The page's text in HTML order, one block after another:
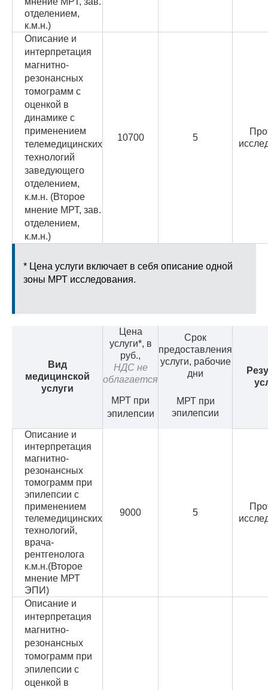
отделением,
к.м.н.)
Описание и
интерпретация
магнитно-
резонансных
томограмм с
оценкой в
динамике с
применением
телемедицинских
технологий
заведующего
отделением,
к.м.н. (Второе
мнение МРТ, зав.
отделением,
к.м.н.)
10700 5
* Цена услуги включает в себя описание одной
зоны МРТ исследования.
Вид
медицинской
услуги
Цена
услуги*, в
руб.,
НДС не
облагается
Срок
предоставления
услуги, рабочие
дни
МРТ при
эпилепсии
МРТ при
эпилепсии
Описание и
интерпретация
магнитно-
резонансных
томограмм при
эпилепсии с
применением
телемедицинских
технологий,
врача-
рентгенолога
к.м.н.(Второе
мнение МРТ
ЭПИ)
9000 5
Описание и
интерпретация
магнитно-
резонансных
томограмм при
эпилепсии с
оценкой в